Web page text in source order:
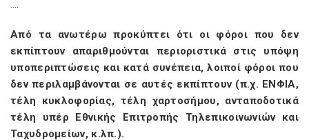
….
Από τα ανωτέρω προκύπτει ότι οι φόροι που δεν
εκπίπτουν απαριθμούνται περιοριστικά στις υπόψη
υποπεριπτώσεις και κατά συνέπεια, λοιποί φόροι που
δεν περιλαμβάνονται σε αυτές εκπίπτουν (π.χ. ΕΝΦΙΑ,
τέλη κυκλοφορίας, τέλη χαρτοσήμου, ανταποδοτικά
τέλη υπέρ Εθνικής Επιτροπής Τηλεπικοινωνιών και
Ταχυδρομείων, κ.λπ.).